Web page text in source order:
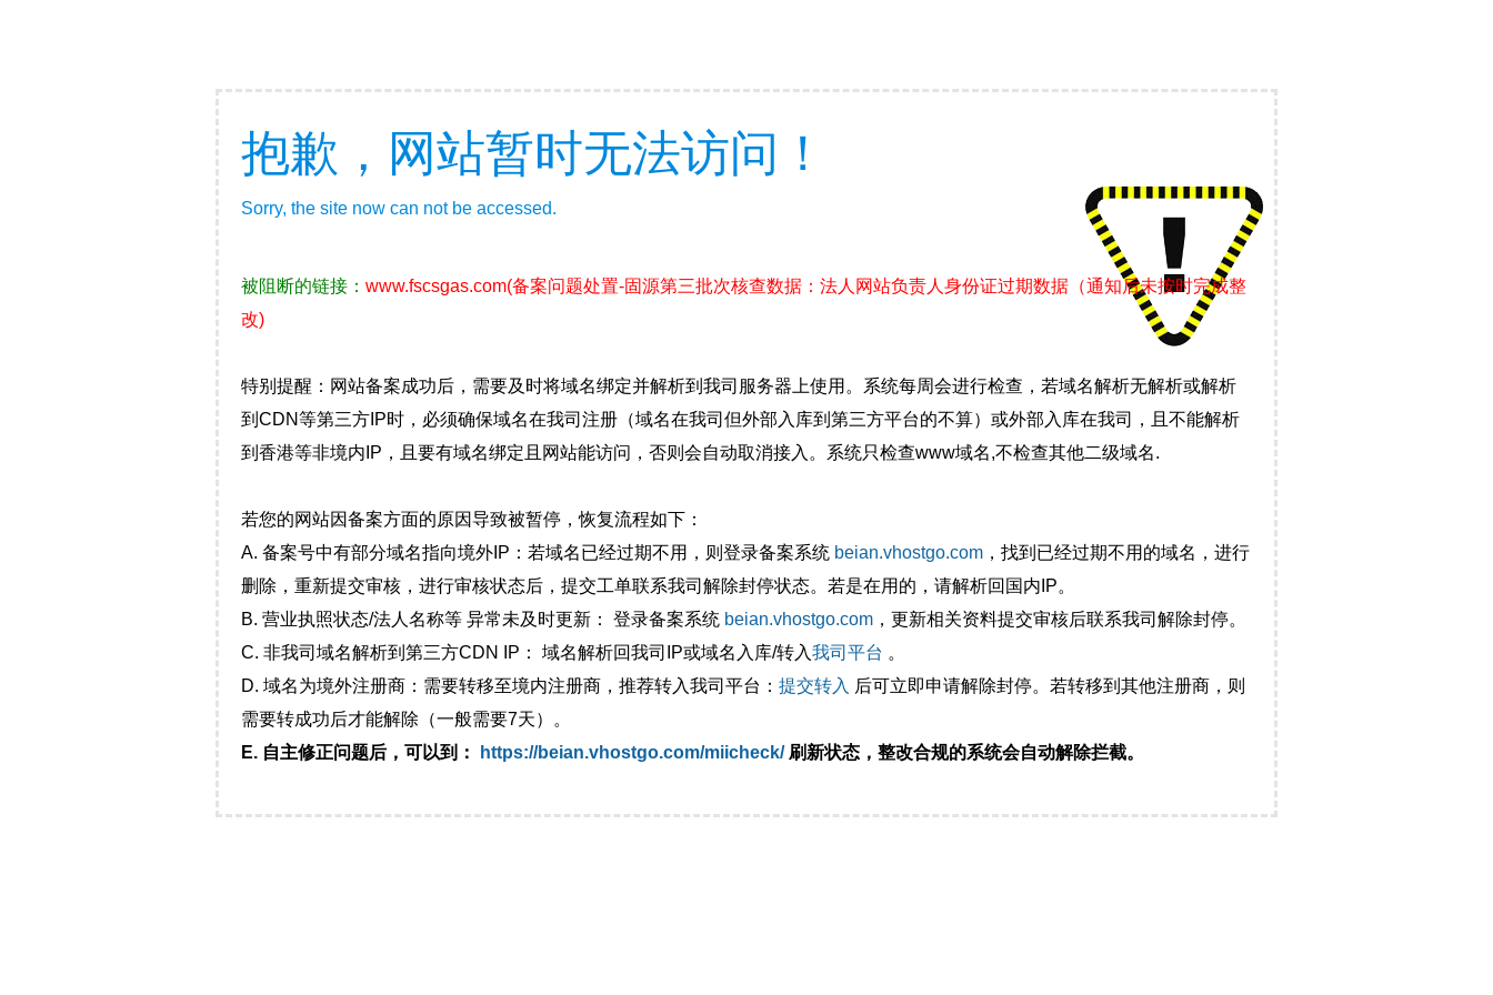
抱歉，网站暂时无法访问！
Sorry, the site now can not be accessed.
被阻断的链接： www.fscsgas.com(备案问题处置-固源第三批次核查数据：法人网站负责人身份证过期数据（通知后未按时完成整
改)
特别提醒：网站备案成功后，需要及时将域名绑定并解析到我司服务器上使用。系统每周会进行检查，若域名解析无解析或解析
到CDN等第三方IP时，必须确保域名在我司注册（域名在我司但外部入库到第三方平台的不算）或外部入库在我司，且不能解析
到香港等非境内IP，且要有域名绑定且网站能访问，否则会自动取消接入。系统只检查www域名,不检查其他二级域名.
若您的网站因备案方面的原因导致被暂停，恢复流程如下：
A. 备案号中有部分域名指向境外IP：若域名已经过期不用，则登录备案系统 beian.vhostgo.com ，找到已经过期不用的域名，进行
删除，重新提交审核，进行审核状态后，提交工单联系我司解除封停状态。若是在用的，请解析回国内IP。
B. 营业执照状态/法人名称等 异常未及时更新： 登录备案系统 beian.vhostgo.com ，更新相关资料提交审核后联系我司解除封停。
C. 非我司域名解析到第三方CDN IP： 域名解析回我司IP或域名入库/转入我司平台 。
D. 域名为境外注册商：需要转移至境内注册商，推荐转入我司平台： 提交转入 后可立即申请解除封停。若转移到其他注册商，则
需要转成功后才能解除（一般需要7天）。
E. 自主修正问题后，可以到：
https://beian.vhostgo.com/miicheck/刷新状态，整改合规的系统会自动解除拦截。